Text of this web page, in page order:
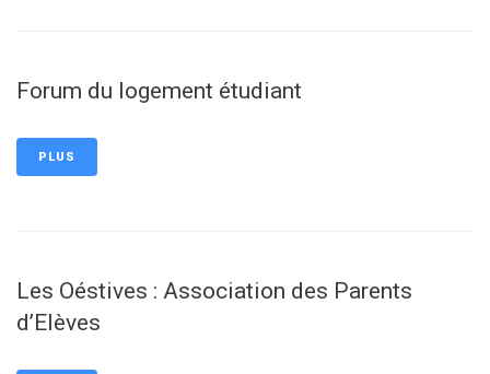
Forum du logement étudiant
PLUS
Les Oéstives : Association des Parents
d’Elèves